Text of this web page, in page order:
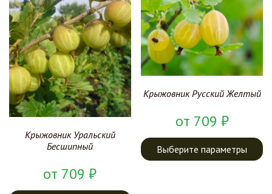
Крыжовник Уральский
Бесшипный
от 709₽
Крыжовник Русский Желтый
от 709 ₽
Выберите параметры